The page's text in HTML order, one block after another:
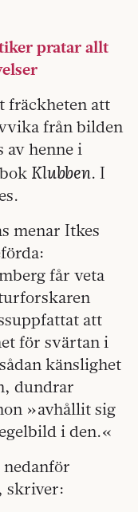
pratar allt
fräckheten att
från bilden
av henne i
Klubben. I
menar Itkes
får veta
att
för svärtan i
känslighet
dundrar
»avhållit sig
i den.«
skriver: